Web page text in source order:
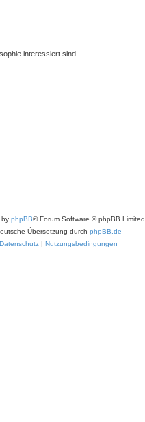
interessiert sind
by phpBB® Forum Software © phpBB Limited
Übersetzung durch phpBB.de
Datenschutz| Nutzungsbedingungen